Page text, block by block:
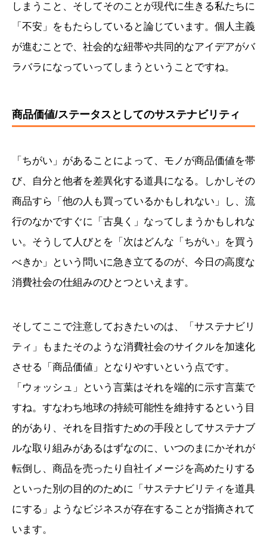
しまうこと、そしてそのことが現代に生きる私たちに
「不安」をもたらしていると論じています。個人主義
が進むことで、社会的な紐帯や共同的なアイデアがバ
ラバラになっていってしまうということですね。
商品価値/ステータスとしてのサステナビリティ
「ちがい」があることによって、モノが商品価値を帯
び、自分と他者を差異化する道具になる。しかしその
商品すら「他の人も買っているかもしれない」し、流
行のなかですぐに「古臭く」なってしまうかもしれな
い。そうして人びとを「次はどんな「ちがい」を買う
べきか」という問いに急き立てるのが、今日の高度な
消費社会の仕組みのひとつといえます。
そしてここで注意しておきたいのは、「サステナビリ
ティ」もまたそのような消費社会のサイクルを加速化
させる「商品価値」となりやすいという点です。
「ウォッシュ」という言葉はそれを端的に示す言葉で
すね。すなわち地球の持続可能性を維持するという目
的があり、それを目指すための手段としてサステナブ
ルな取り組みがあるはずなのに、いつのまにかそれが
転倒し、商品を売ったり自社イメージを高めたりする
といった別の目的のために「サステナビリティを道具
にする」ようなビジネスが存在することが指摘されて
います。